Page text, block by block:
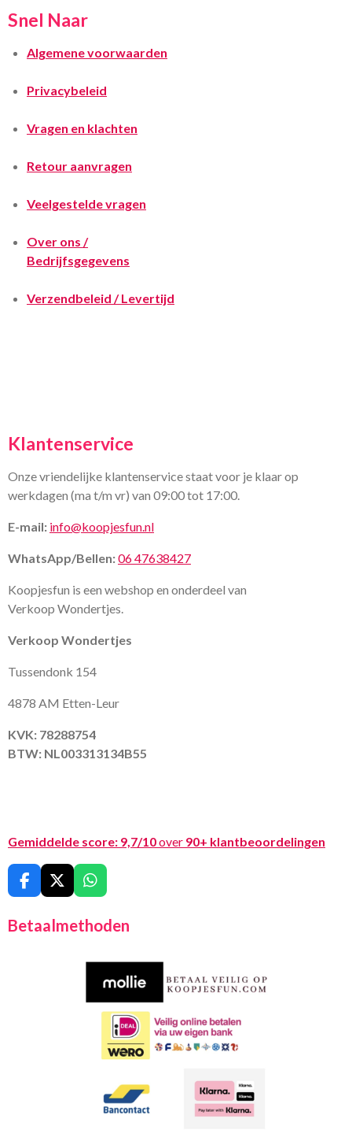
Snel Naar
Algemene voorwaarden
Privacybeleid
Vragen en klachten
Retour aanvragen
Veelgestelde vragen
Over ons /
Bedrijfsgegevens
Verzendbeleid / Levertijd
Klantenservice
Onze vriendelijke klantenservice staat voor je klaar op
werkdagen (ma t/m vr) van 09:00 tot 17:00.
E-mail: info@koopjesfun.nl
WhatsApp/Bellen:06 47638427
Koopjesfun is een webshop en onderdeel van
Verkoop Wondertjes.
Verkoop Wondertjes
Tussendonk 154
4878 AM Etten-Leur
KVK: 78288754
BTW: NL003313134B55
Gemiddelde score: 9,7/10over 90+ klantbeoordelingen
F
a
c
e
X
W
h
t
A
Betaalmethoden